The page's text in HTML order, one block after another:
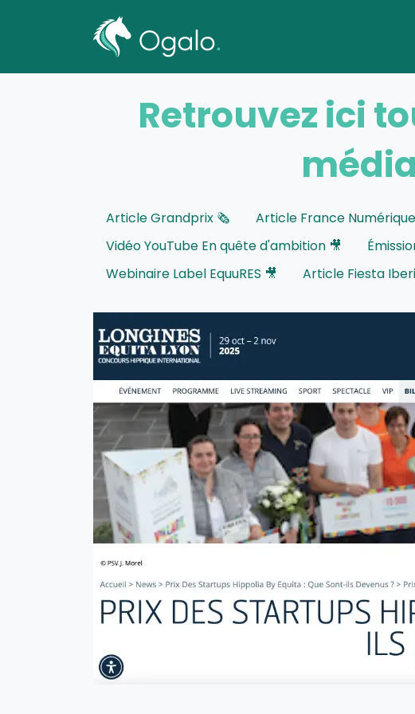
Retrouvez ici
Article Grandprix 🗞️ Article France
Vidéo YouTube En quête d'ambition 🎥
Webinaire Label EquuRES 🎥
Article Fiesta